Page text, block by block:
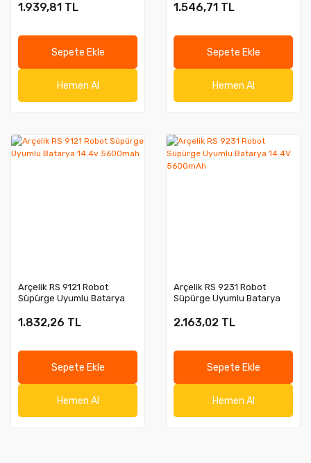
1.939,81 TL
Sepete Ekle
Hemen Al
1.546,71 TL
Sepete Ekle
Hemen Al
Arçelik RS 9121 Robot
Süpürge Uyumlu Batarya
1.832,26 TL
Sepete Ekle
Hemen Al
Arçelik RS 9231 Robot
Süpürge Uyumlu Batarya
2.163,02 TL
Sepete Ekle
Hemen Al